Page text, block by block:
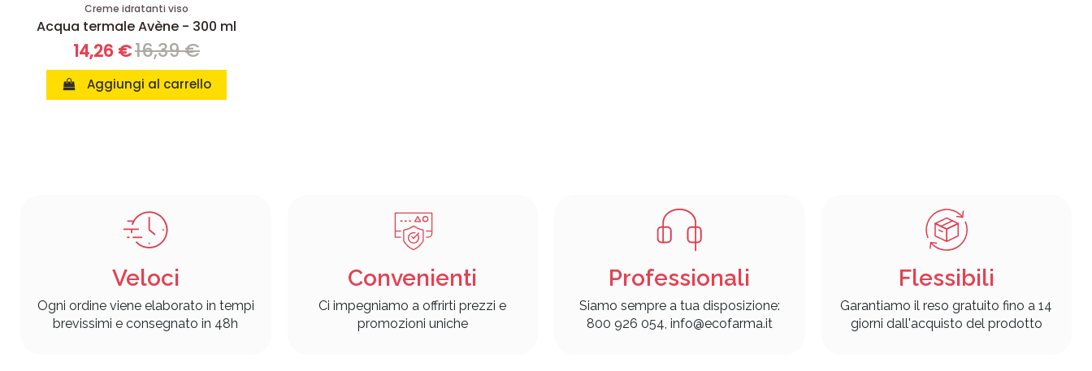
Creme idratanti viso
Acqua termale Avène - 300 ml
14,26 €16,39 €
Aggiungi al carrello
Veloci
Ogni ordine viene elaborato in tempi
brevissimi e consegnato in 48h
Convenienti
Ci impegniamo a offrirti prezzi e
promozioni uniche
Professionali
Siamo sempre a tua disposizione:
800 926 054, info@ecofarma.it
Flessibili
Garantiamo il reso gratuito fino a 14
giorni dall'acquisto del prodotto